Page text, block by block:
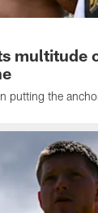
multitude
putting the